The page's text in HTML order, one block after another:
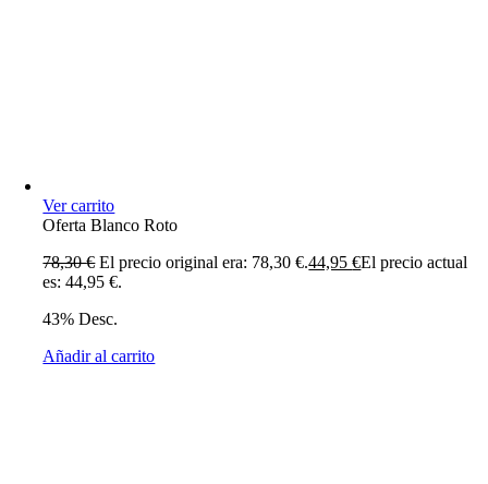
Ver carrito
Oferta Blanco Roto
78,30€ El precio original era: 78,30 €.44,95€El precio actual
es: 44,95 €.
43% Desc.
Añadir al carrito